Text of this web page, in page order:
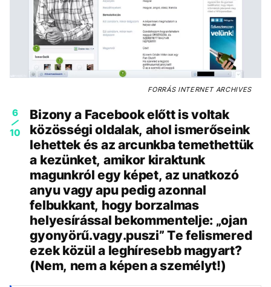
FORRÁSINTERNET ARCHIVES
6
10
Bizony a Facebook előtt is voltak
közösségi oldalak, ahol ismerőseink
lehettek és az arcunkba temethettük
a kezünket, amikor kiraktunk
magunkról egy képet, az unatkozó
anyu vagy apu pedig azonnal
felbukkant, hogy borzalmas
helyesírással bekommentelje: „ojan
gyonyörű.vagy.puszi” Te felismered
ezek közül a leghíresebb magyart?
(Nem, nem a képen a személyt!)